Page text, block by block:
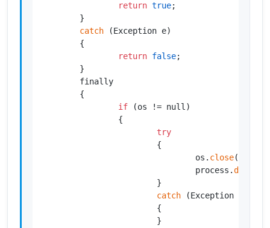
return true;
        }
catch (Exception e)
        {
return false;
        }
        finally
        {
if (os != null)
                {
try
                        {
                                os.
close();
                                process.
destroy
                        }
catch (Exception e)
                        {
                        }